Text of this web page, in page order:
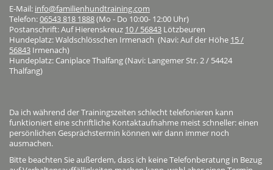
E-Mail: info@familienhundtraining.com
Telefon:06543 818 1888(Mo - Do 10:00- 12:00 Uhr)
Postanschrift: Auf Hierenskreuz 10 / 56843 Lötzbeuren
Hundeplatz: Waldschlösschen Irmenach (Navi: Auf der Höhe 15 /
56843 Irmenach)
Hundeplatz: Caniplace Thalfang (Navi: Langemer Str. 2 / 54424
Thalfang)
Da ich während der Trainingszeiten schlecht telefonieren kann
funktioniert eine schriftliche Kontaktaufnahme meist schneller: einen
persönlichen Gesprächstermin können wir dann immer noch
ausmachen.
Bitte beachten Sie außerdem, dass ich keine Telefonberatung in Bezug